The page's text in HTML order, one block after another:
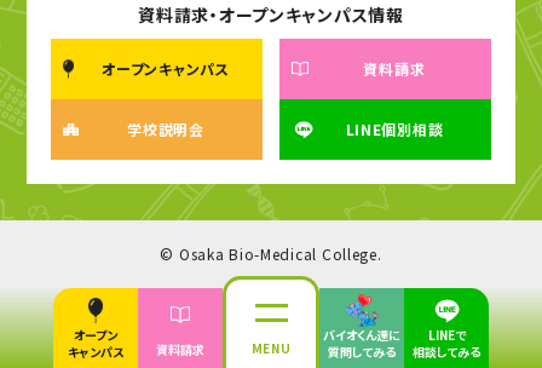
資料請求・オープンキャンパス情報
オープンキャンパス 資料請求
学校説明会 LINE個別相談
© Osaka Bio-Medical College.
オープン
キャンパス
資料請求 MENU
バイオくん達に
質問してみる
LINEで
相談してみる